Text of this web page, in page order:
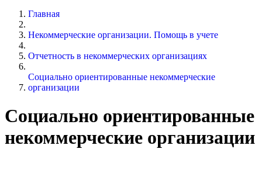
Главная
Некоммерческие организации. Помощь в учете
Отчетность в некоммерческих организациях
Социально ориентированные некоммерческие
организации
Социально ориентированные
некоммерческие организации